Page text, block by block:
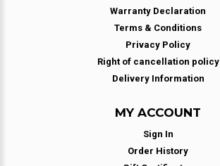
Warranty Declaration
Terms & Conditions
Privacy Policy
Right of cancellation policy
Delivery Information
MY ACCOUNT
Sign In
Order History